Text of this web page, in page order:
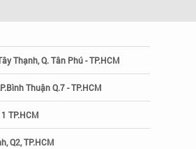
Thạnh, Q. Tân Phú - TP.HCM
Thuận Q.7 - TP.HCM
TP.HCM
Q2, TP.HCM